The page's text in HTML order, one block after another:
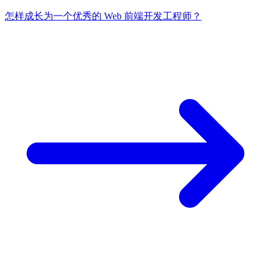
怎样成长为一个优秀的 Web 前端开发工程师？